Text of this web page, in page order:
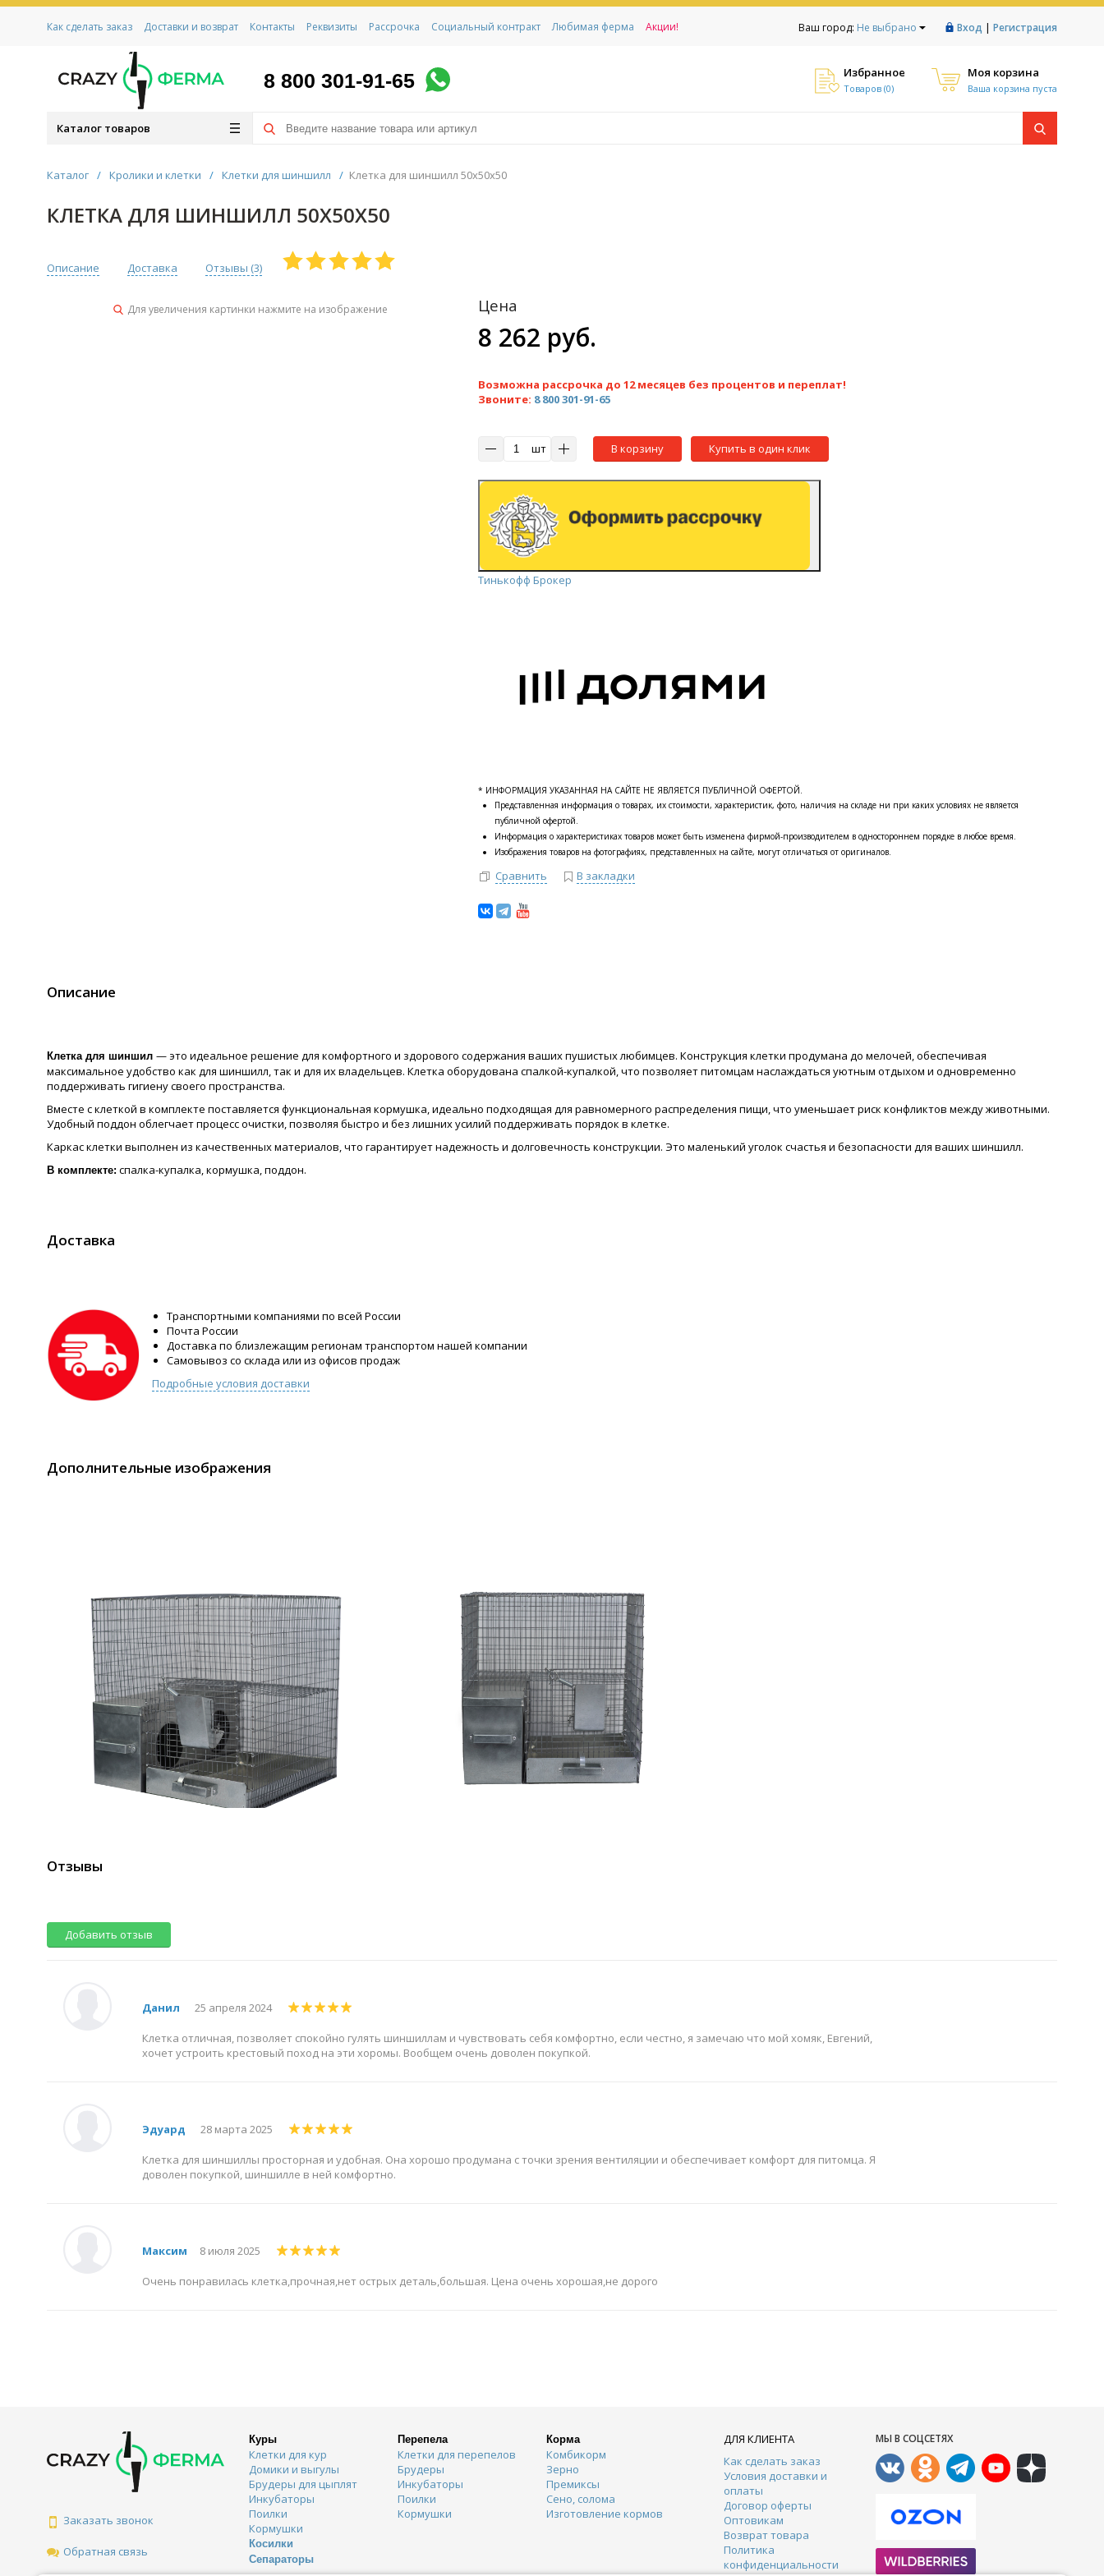
Ваш город: Не выбрано Вход | Регистрация
Как сделать заказ Доставки и возврат Контакты Реквизиты Рассрочка Социальный контракт Любимая ферма Акции!
8 800 301-91-65 Избранное
Товаров (0)
Моя корзина
Ваша корзина пуста
Каталог товаров
Каталог / Кролики и клетки / Клетки для шиншилл / Клетка для шиншилл 50х50х50
КЛЕТКА ДЛЯ ШИНШИЛЛ 50Х50Х50
Описание Доставка Отзывы (3)
Для увеличения картинки нажмите на изображение Цена
8 262 руб.
Возможна рассрочка до 12 месяцев без процентов и переплат!
Звоните: 8 800 301-91-65
шт В корзину Купить в один клик
Тинькофф Брокер
* ИНФОРМАЦИЯ УКАЗАННАЯ НА САЙТЕ НЕ ЯВЛЯЕТСЯ ПУБЛИЧНОЙ ОФЕРТОЙ.
Представленная информация о товарах, их стоимости, характеристик, фото, наличия на складе ни при каких условиях не является
публичной офертой.
Информация о характеристиках товаров может быть изменена фирмой-производителем в одностороннем порядке в любое время.
Изображения товаров на фотографиях, представленных на сайте, могут отличаться от оригиналов.
Сравнить В закладки
Описание
Клетка для шиншил — это идеальное решение для комфортного и здорового содержания ваших пушистых любимцев. Конструкция клетки продумана до мелочей, обеспечивая
максимальное удобство как для шиншилл, так и для их владельцев. Клетка оборудована спалкой-купалкой, что позволяет питомцам наслаждаться уютным отдыхом и одновременно
поддерживать гигиену своего пространства.
Вместе с клеткой в комплекте поставляется функциональная кормушка, идеально подходящая для равномерного распределения пищи, что уменьшает риск конфликтов между животными.
Удобный поддон облегчает процесс очистки, позволяя быстро и без лишних усилий поддерживать порядок в клетке.
Каркас клетки выполнен из качественных материалов, что гарантирует надежность и долговечность конструкции. Это маленький уголок счастья и безопасности для ваших шиншилл.
В комплекте: спалка-купалка, кормушка, поддон.
Доставка
Транспортными компаниями по всей России
Почта России
Доставка по близлежащим регионам транспортом нашей компании
Самовывоз со склада или из офисов продаж
Подробные условия доставки
Дополнительные изображения
Отзывы
Добавить отзыв
Данил 25 апреля 2024
Клетка отличная, позволяет спокойно гулять шиншиллам и чувствовать себя комфортно, если честно, я замечаю что мой хомяк, Евгений,
хочет устроить крестовый поход на эти хоромы. Вообщем очень доволен покупкой.
Эдуард 28 марта 2025
Клетка для шиншиллы просторная и удобная. Она хорошо продумана с точки зрения вентиляции и обеспечивает комфорт для питомца. Я
доволен покупкой, шиншилле в ней комфортно.
Максим 8 июля 2025
Очень понравилась клетка,прочная,нет острых деталь,большая. Цена очень хорошая,не дорого
Заказать звонок
Обратная связь
Куры
Клетки для кур
Домики и выгулы
Брудеры для цыплят
Инкубаторы
Поилки
Кормушки
Косилки
Сепараторы
Перепела
Клетки для перепелов
Брудеры
Инкубаторы
Поилки
Кормушки
Корма
Комбикорм
Зерно
Премиксы
Сено, солома
Изготовление кормов
ДЛЯ КЛИЕНТА
Как сделать заказ
Условия доставки и
оплаты
Договор оферты
Оптовикам
Возврат товара
Политика
конфиденциальности
МЫ В СОЦСЕТЯХ